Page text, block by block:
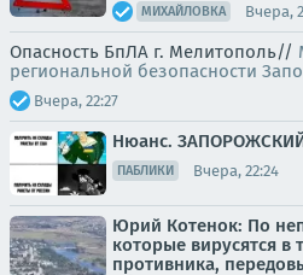
МИХАЙЛОВКА Вчера,
Опасность БпЛА г. Мелитополь//
региональной безопасности
Вчера, 22:27
Нюанс.
ПАБЛИКИ Вчера, 22:24
Юрий Котенок: По
которые вирусятся в
противника,